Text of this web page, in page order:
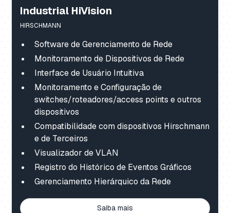
Industrial HiVision
HIRSCHMANN
Software de Gerenciamento de Rede
Monitoramento de Dispositivos de Rede
Interface de Usuário Intuitiva
Monitoramento e Configuração de
switches/roteadores/access points e outros
dispositivos
Compatibilidade com dispositivos Hirschmann
e de Terceiros
Visualizador de VLAN
Registro do Histórico de Eventos Gráficos
Gerenciamento Hierárquico da Rede
Saiba mais